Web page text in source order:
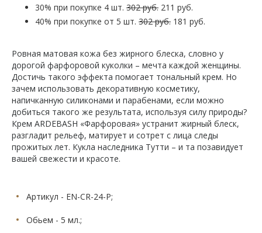
30% при покупке 4 шт. 302 руб. 211 руб.
40% при покупке от 5 шт. 302 руб. 181 руб.
Ровная матовая кожа без жирного блеска, словно у
дорогой фарфоровой куколки – мечта каждой женщины.
Достичь такого эффекта помогает тональный крем. Но
зачем использовать декоративную косметику,
напичканную силиконами и парабенами, если можно
добиться такого же результата, используя силу природы?
Крем ARDEBASH «Фарфоровая» устранит жирный блеск,
разгладит рельеф, матирует и сотрет с лица следы
прожитых лет. Кукла наследника Тутти – и та позавидует
вашей свежести и красоте.
Артикул - EN-CR-24-P;
Обьем - 5 мл.;